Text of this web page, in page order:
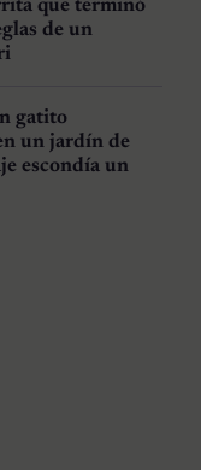
que terminó
de un
gatito
un jardín de
escondía un